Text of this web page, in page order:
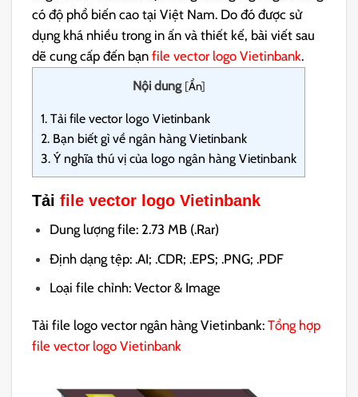
có độ phổ biến cao tại Việt Nam. Do đó được sử
dụng khá nhiều trong in ấn và thiết kế, bài viết sau
dẽ cung cấp đến bạnfile vector logo Vietinbank.
Nội dung [Ẩn]
1. Tải file vector logo Vietinbank
2. Bạn biết gì về ngân hàng Vietinbank
3. Ý nghĩa thú vị của logo ngân hàng Vietinbank
Tảifile vector logo Vietinbank
Dung lượng file: 2.73 MB (.Rar)
Định dạng tệp: .AI; .CDR; .EPS; .PNG; .PDF
Loại file chỉnh: Vector & Image
Tải file logo vector ngân hàng Vietinbank: Tổng hợp
file vector logo Vietinbank